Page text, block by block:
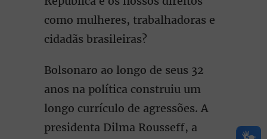
como mulheres, trabalhadoras e
cidadãs brasileiras?
Bolsonaro ao longo de seus 32
anos na política construiu um
longo currículo de agressões. A
presidenta Dilma Rousseff, a